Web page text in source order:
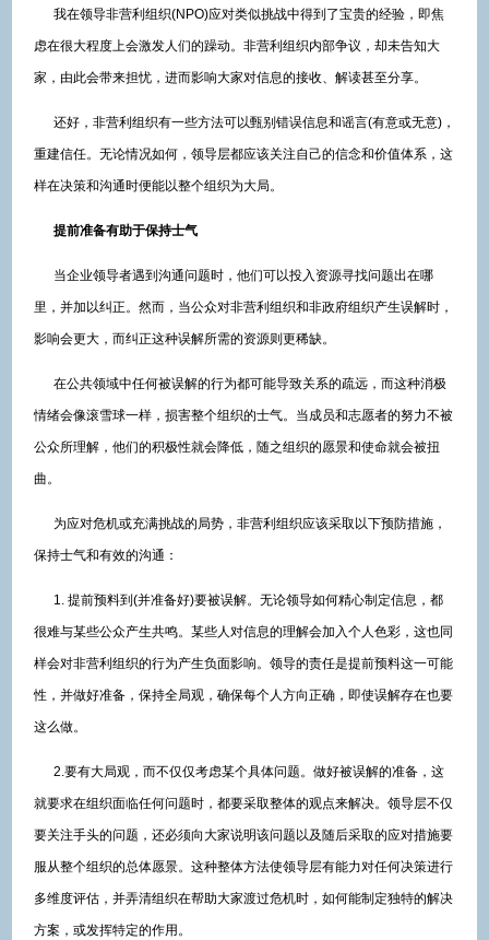
我在领导非营利组织(NPO)应对类似挑战中得到了宝贵的经验，即焦
虑在很大程度上会激发人们的躁动。非营利组织内部争议，却未告知大
家，由此会带来担忧，进而影响大家对信息的接收、解读甚至分享。
还好，非营利组织有一些方法可以甄别错误信息和谣言(有意或无意)，
重建信任。无论情况如何，领导层都应该关注自己的信念和价值体系，这
样在决策和沟通时便能以整个组织为大局。
提前准备有助于保持士气
当企业领导者遇到沟通问题时，他们可以投入资源寻找问题出在哪
里，并加以纠正。然而，当公众对非营利组织和非政府组织产生误解时，
影响会更大，而纠正这种误解所需的资源则更稀缺。
在公共领域中任何被误解的行为都可能导致关系的疏远，而这种消极
情绪会像滚雪球一样，损害整个组织的士气。当成员和志愿者的努力不被
公众所理解，他们的积极性就会降低，随之组织的愿景和使命就会被扭
曲。
为应对危机或充满挑战的局势，非营利组织应该采取以下预防措施，
保持士气和有效的沟通：
1. 提前预料到(并准备好)要被误解。无论领导如何精心制定信息，都
很难与某些公众产生共鸣。某些人对信息的理解会加入个人色彩，这也同
样会对非营利组织的行为产生负面影响。领导的责任是提前预料这一可能
性，并做好准备，保持全局观，确保每个人方向正确，即使误解存在也要
这么做。
2.要有大局观，而不仅仅考虑某个具体问题。做好被误解的准备，这
就要求在组织面临任何问题时，都要采取整体的观点来解决。领导层不仅
要关注手头的问题，还必须向大家说明该问题以及随后采取的应对措施要
服从整个组织的总体愿景。这种整体方法使领导层有能力对任何决策进行
多维度评估，并弄清组织在帮助大家渡过危机时，如何能制定独特的解决
方案，或发挥特定的作用。